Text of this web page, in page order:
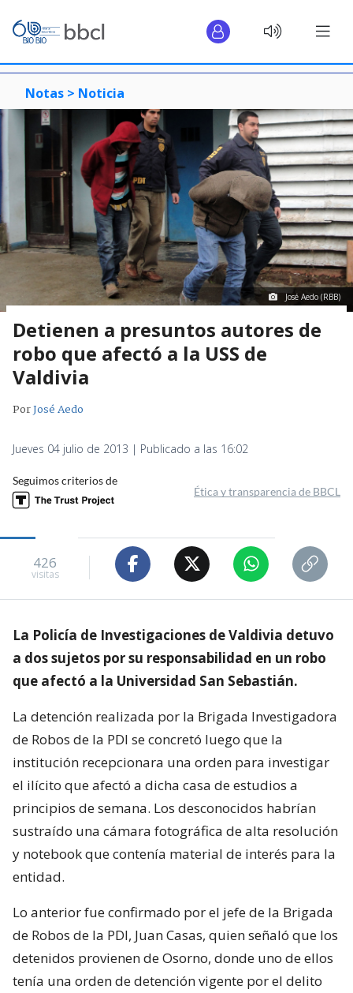
Notas > Noticia
José Aedo (RBB)
Detienen a presuntos autores de
robo que afectó a la USS de
Valdivia
PorJosé Aedo
Jueves 04 julio de 2013 | Publicado a las 16:02
Seguimos criterios de
Ética y transparencia de BBCL
426
visitas
La Policía de Investigaciones de Valdivia detuvo
a dos sujetos por su responsabilidad en un robo
que afectó a la Universidad San Sebastián.
La detención realizada por la Brigada Investigadora
de Robos de la PDI se concretó luego que la
institución recepcionara una orden para investigar
el ilícito que afectó a dicha casa de estudios a
principios de semana. Los desconocidos habrían
sustraído una cámara fotográfica de alta resolución
y notebook que contenía material de interés para la
entidad.
Lo anterior fue confirmado por el jefe de la Brigada
de Robos de la PDI, Juan Casas, quien señaló que los
detenidos provienen de Osorno, donde uno de ellos
tenía una orden de detención vigente por el delito